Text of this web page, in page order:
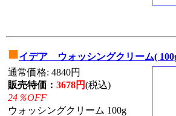
■イデア ウォッシングクリーム(
通常価格: 4840円
販売特価： 3678円(税込)
24％OFF
ウォッシングクリーム 100g